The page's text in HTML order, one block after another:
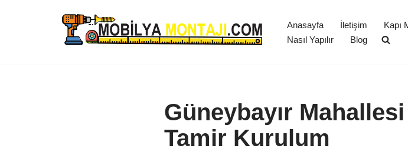
Anasayfa İletişim Kapı
Nasıl Yapılır
Blog
Güneybayır
Tamir Kurulum